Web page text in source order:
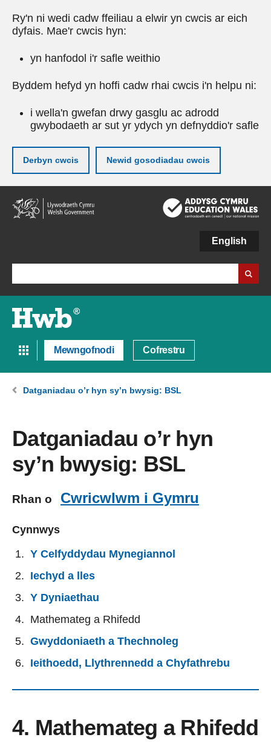
Ry'n ni wedi cadw ffeiliau a elwir yn cwcis ar eich
dyfais. Mae'r cwcis hyn:
yn hanfodol i'r safle weithio
Byddem hefyd yn hoffi cadw rhai cwcis i'n helpu ni:
i wella'n gwefan drwy gasglu ac adrodd
gwybodaeth ar sut yr ydych yn defnyddio'r safle
Derbyn cwcis Newid gosodiadau cwcis
Neidio
i'r
prif
English
Mewngofnodi Cofrestru
Datganiadau o’r hyn sy’n bwysig: BSL
Datganiadau o’r hyn
sy’n bwysig: BSL
Rhan o Cwricwlwm i Gymru
Cynnwys
Y Celfyddydau Mynegiannol
Iechyd a lles
Y Dyniaethau
Mathemateg a Rhifedd
Gwyddoniaeth a Thechnoleg
Ieithoedd, Llythrennedd a Chyfathrebu
4. Mathemateg a Rhifedd